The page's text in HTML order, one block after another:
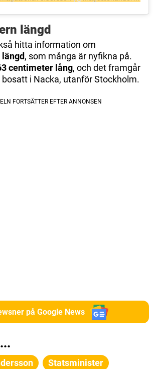
längd
hitta information om
, som många är nyfikna på.
centimeter lång, och det framgår
i Nacka, utanför Stockholm.
på Google News
Statsminister